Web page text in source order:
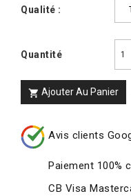
Qualité :
Quantité
 Ajouter Au Panier
Avis clients
Paiement 100%
CB Visa